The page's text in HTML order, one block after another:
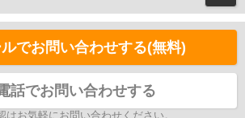
でお問い合わせする(無料)
話でお問い合わせする
はお気軽にお問い合わせください。